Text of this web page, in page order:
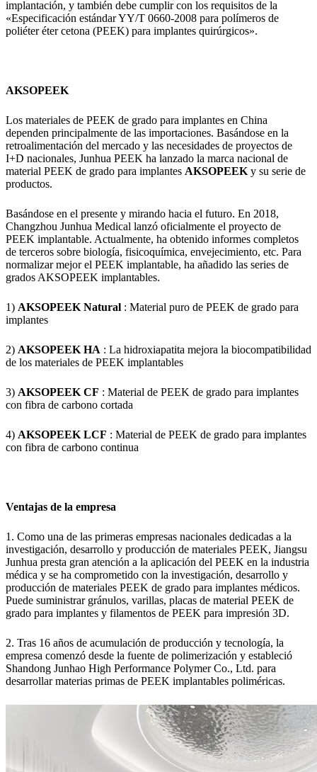
implantación, y también debe cumplir con los requisitos de la
«Especificación estándar YY/T 0660-2008 para polímeros de
poliéter éter cetona (PEEK) para implantes quirúrgicos».
AKSOPEEK
Los materiales de PEEK de grado para implantes en China
dependen principalmente de las importaciones. Basándose en la
retroalimentación del mercado y las necesidades de proyectos de
I+D nacionales, Junhua PEEK ha lanzado la marca nacional de
material PEEK de grado para implantes AKSOPEEK y su serie de
productos.
Basándose en el presente y mirando hacia el futuro. En 2018,
Changzhou Junhua Medical lanzó oficialmente el proyecto de
PEEK implantable. Actualmente, ha obtenido informes completos
de terceros sobre biología, fisicoquímica, envejecimiento, etc. Para
normalizar mejor el PEEK implantable, ha añadido las series de
grados AKSOPEEK implantables.
1) AKSOPEEK Natural : Material puro de PEEK de grado para
implantes
2) AKSOPEEK HA : La hidroxiapatita mejora la biocompatibilidad
de los materiales de PEEK implantables
3) AKSOPEEK CF : Material de PEEK de grado para implantes
con fibra de carbono cortada
4) AKSOPEEK LCF : Material de PEEK de grado para implantes
con fibra de carbono continua
Ventajas de la empresa
1. Como una de las primeras empresas nacionales dedicadas a la
investigación, desarrollo y producción de materiales PEEK, Jiangsu
Junhua presta gran atención a la aplicación del PEEK en la industria
médica y se ha comprometido con la investigación, desarrollo y
producción de materiales PEEK de grado para implantes médicos.
Puede suministrar gránulos, varillas, placas de material PEEK de
grado para implantes y filamentos de PEEK para impresión 3D.
2. Tras 16 años de acumulación de producción y tecnología, la
empresa comenzó desde la fuente de polimerización y estableció
Shandong Junhao High Performance Polymer Co., Ltd. para
desarrollar materias primas de PEEK implantables poliméricas.